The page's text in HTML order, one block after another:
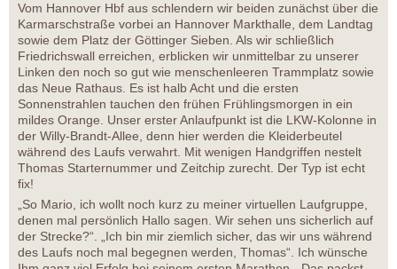
Vom Hannover Hbf aus schlendern wir beiden zunächst über die
Karmarschstraße vorbei an Hannover Markthalle, dem Landtag
sowie dem Platz der Göttinger Sieben. Als wir schließlich
Friedrichswall erreichen, erblicken wir unmittelbar zu unserer
Linken den noch so gut wie menschenleeren Trammplatz sowie
das Neue Rathaus. Es ist halb Acht und die ersten
Sonnenstrahlen tauchen den frühen Frühlingsmorgen in ein
mildes Orange. Unser erster Anlaufpunkt ist die LKW-Kolonne in
der Willy-Brandt-Allee, denn hier werden die Kleiderbeutel
während des Laufs verwahrt. Mit wenigen Handgriffen nestelt
Thomas Starternummer und Zeitchip zurecht. Der Typ ist echt
fix!
„So Mario, ich wollt noch kurz zu meiner virtuellen Laufgruppe,
denen mal persönlich Hallo sagen. Wir sehen uns sicherlich auf
der Strecke?“. „Ich bin mir ziemlich sicher, das wir uns während
des Laufs noch mal begegnen werden, Thomas“. Ich wünsche